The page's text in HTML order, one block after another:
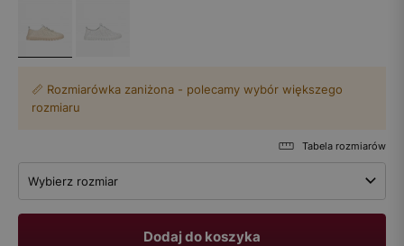
📏 Rozmiarówka zaniżona - polecamy wybór większego
rozmiaru
Tabela rozmiarów
Wybierz rozmiar
Dodaj do koszyka